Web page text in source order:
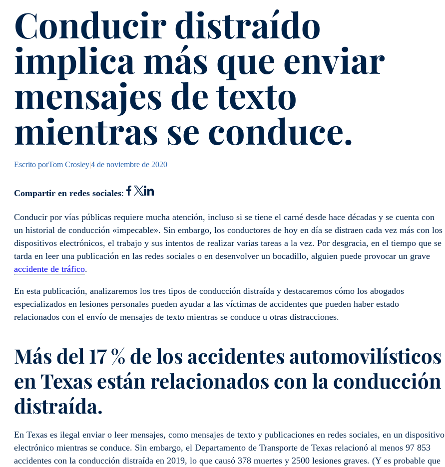
Conducir distraído
implica más que enviar
mensajes de texto
mientras se conduce.
Escrito porTom Crosley|4 de noviembre de 2020
Compartir en redes sociales:
Conducir por vías públicas requiere mucha atención, incluso si se tiene el carné desde hace décadas y se cuenta con
un historial de conducción «impecable». Sin embargo, los conductores de hoy en día se distraen cada vez más con los
dispositivos electrónicos, el trabajo y sus intentos de realizar varias tareas a la vez. Por desgracia, en el tiempo que se
tarda en leer una publicación en las redes sociales o en desenvolver un bocadillo, alguien puede provocar un grave
accidente de tráfico.
En esta publicación, analizaremos los tres tipos de conducción distraída y destacaremos cómo los abogados
especializados en lesiones personales pueden ayudar a las víctimas de accidentes que pueden haber estado
relacionados con el envío de mensajes de texto mientras se conduce u otras distracciones.
Más del 17 % de los accidentes automovilísticos
en Texas están relacionados con la conducción
distraída.
En Texas es ilegal enviar o leer mensajes, como mensajes de texto y publicaciones en redes sociales, en un dispositivo
electrónico mientras se conduce. Sin embargo, el Departamento de Transporte de Texas relacionó al menos 97 853
accidentes con la conducción distraída en 2019, lo que causó 378 muertes y 2500 lesiones graves. (Y es probable que